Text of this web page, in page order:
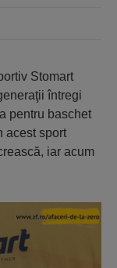
Stomart
întregi
pentru baschet
acest sport
iar acum